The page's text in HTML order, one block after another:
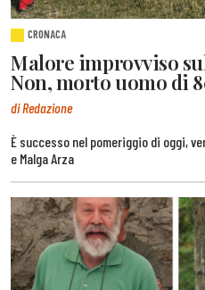
CRONACA
Malore improvviso
Non, morto uomo di
di Redazione
È successo nel pomeriggio di oggi,
e Malga Arza